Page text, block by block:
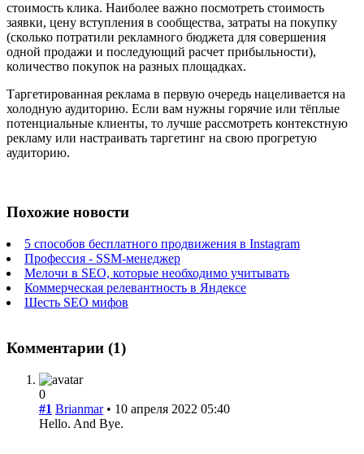
стоимость клика. Наиболее важно посмотреть стоимость
заявки, цену вступления в сообщества, затраты на покупку
(сколько потратили рекламного бюджета для совершения
одной продажи и последующий расчет прибыльности),
количество покупок на разных площадках.
Таргетированная реклама в первую очередь нацеливается на
холодную аудиторию. Если вам нужны горячие или тёплые
потенциальные клиенты, то лучше рассмотреть контекстную
рекламу или настраивать таргетинг на свою прогретую
аудиторию.
Похожие новости
5 способов бесплатного продвижения в Instagram
Профессия - SSM-менеджер
Мелочи в SEO, которые необходимо учитывать
Коммерческая релевантность в Яндексе
Шесть SEO мифов
Комментарии (1)
0
#1 Brianmar • 10 апреля 2022 05:40
Hello. And Bye.